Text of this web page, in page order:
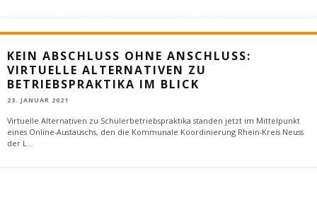
KEIN ABSCHLUSS OHNE ANSCHLUSS:
VIRTUELLE ALTERNATIVEN ZU
BETRIEBSPRAKTIKA IM BLICK
23. JANUAR 2021
Virtuelle Alternativen zu Schülerbetriebspraktika standen jetzt im Mittelpunkt
eines Online-Austauschs, den die Kommunale Koordinierung Rhein-Kreis Neuss
der L...